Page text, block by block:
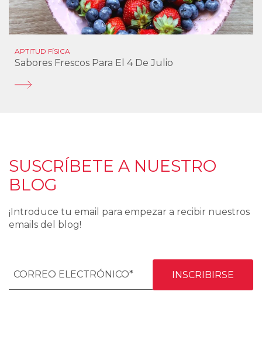
APTITUD FÍSICA
Sabores Frescos Para El 4 De Julio
SUSCRÍBETE A NUESTRO
BLOG
¡Introduce tu email para empezar a recibir nuestros
emails del blog!